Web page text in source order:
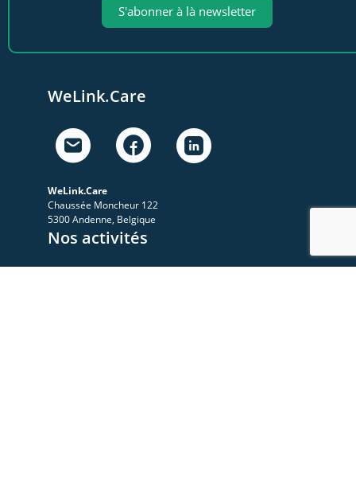
S'abonner à là newsletter
WeLink.Care
WeLink.Care
Chaussée Moncheur 122
5300 Andenne, Belgique
Nos activités